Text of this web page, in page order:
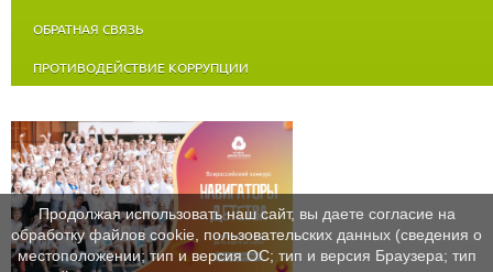
ОБРАТНАЯ СВЯЗЬ
ПРОТИВОДЕЙСТВИЕ КОРРУПЦИИ
Продолжая использовать наш сайт, вы даете согласие на
обработку файлов cookie, пользовательских данных (сведения о
местоположении; тип и версия ОС; тип и версия Браузера; тип